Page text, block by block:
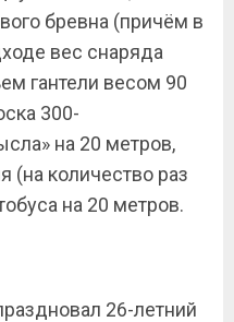
бревна (причём в
вес снаряда
гантели весом 90
300-
на 20 метров,
(на количество раз
на 20 метров.
26-летний